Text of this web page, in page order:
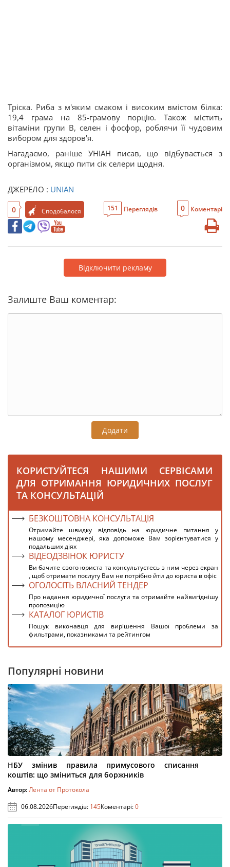
Тріска. Риба з м'яким смаком і високим вмістом білка:
19,4 грама на 85-грамову порцію. Також містить
вітаміни групи B, селен і фосфор, роблячи її чудовим
вибором для здоров'я.
Нагадаємо, раніше УНІАН писав, що відбувається з
організмом, якщо пити сік селери щодня.
ДЖЕРЕЛО : UNIAN
0 Сподобалося 151 Переглядів 0 Коментарі
Відключити рекламу
Залиште Ваш коментар:
Додати
КОРИСТУЙТЕСЯ НАШИМИ СЕРВІСАМИ
ДЛЯ ОТРИМАННЯ ЮРИДИЧНИХ ПОСЛУГ
ТА КОНСУЛЬТАЦІЙ
БЕЗКОШТОВНА КОНСУЛЬТАЦІЯ
Отримайте швидку відповідь на юридичне питання у
нашому месенджері, яка допоможе Вам зорієнтуватися у
подальших діях
ВІДЕОДЗВІНОК ЮРИСТУ
Ви бачите свого юриста та консультуєтесь з ним через екран
, щоб отримати послугу Вам не потрібно йти до юриста в офіс
ОГОЛОСІТЬ ВЛАСНИЙ ТЕНДЕР
Про надання юридичної послуги та отримайте найвигіднішу
пропозицію
КАТАЛОГ ЮРИСТІВ
Пошук виконавця для вирішення Вашої проблеми за
фильтрами, показниками та рейтингом
Популярні новини
НБУ змінив правила примусового списання
коштів: що зміниться для боржників
Автор:Лента от Протокола
06.08.2026Переглядів: 145Коментарі:0